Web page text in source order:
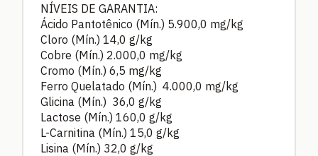
NÍVEIS DE GARANTIA:
Ácido Pantotênico (Mín.) 5.900,0 mg/kg
Cloro (Mín.) 14,0 g/kg
Cobre (Mín.) 2.000,0 mg/kg
Cromo (Mín.) 6,5 mg/kg
Ferro Quelatado (Mín.) 4.000,0 mg/kg
Glicina (Mín.) 36,0 g/kg
Lactose (Mín.) 160,0 g/kg
L-Carnitina (Mín.) 15,0 g/kg
Lisina (Mín.) 32,0 g/kg